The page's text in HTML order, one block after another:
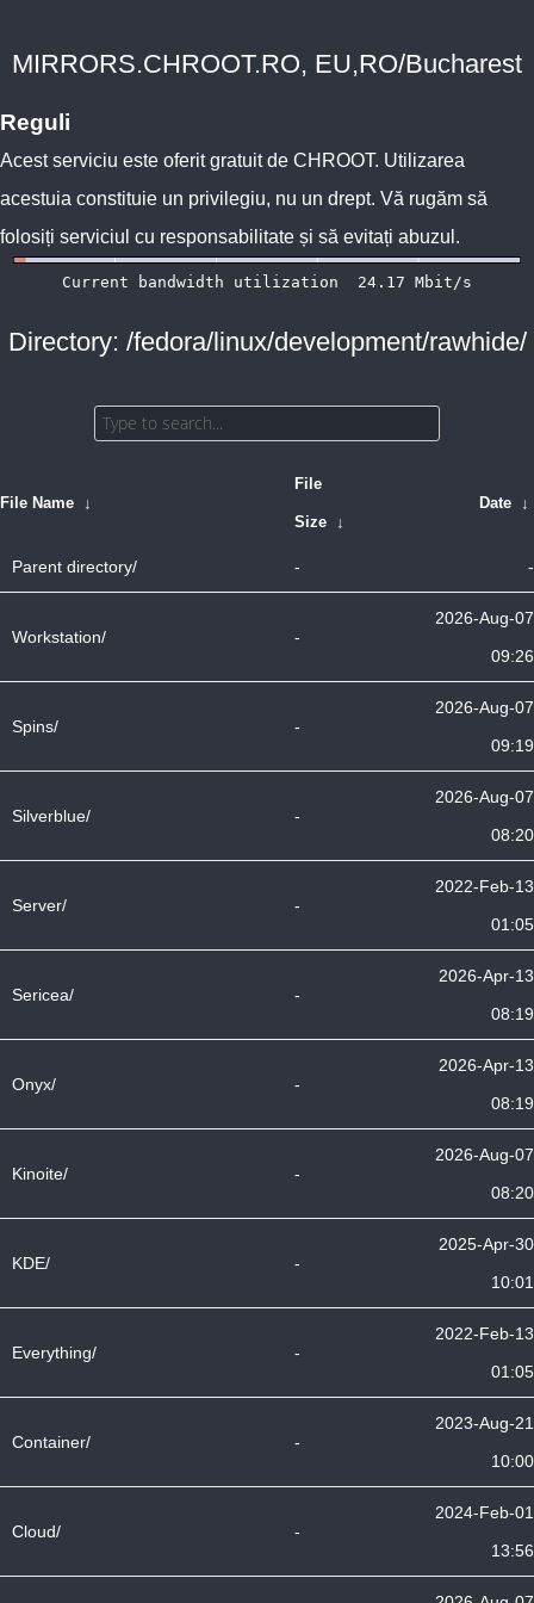
MIRRORS.CHROOT.RO, EU,RO/Bucharest
Reguli
Acest serviciu este oferit gratuit de CHROOT. Utilizarea
acestuia constituie un privilegiu, nu un drept. Vă rugăm să
folosiți serviciul cu responsabilitate și să evitați abuzul.
Directory: /fedora/linux/development/rawhide/
File Name ↓
File
Size ↓
Date ↓
Parent directory/ - -
Workstation/ -
2026-Aug-07
09:26
Spins/ -
2026-Aug-07
09:19
Silverblue/ -
2026-Aug-07
08:20
Server/ -
2022-Feb-13
01:05
Sericea/ -
2026-Apr-13
08:19
Onyx/ -
2026-Apr-13
08:19
Kinoite/ -
2026-Aug-07
08:20
KDE/ -
2025-Apr-30
10:01
Everything/ -
2022-Feb-13
01:05
Container/ -
2023-Aug-21
10:00
Cloud/ -
2024-Feb-01
13:56